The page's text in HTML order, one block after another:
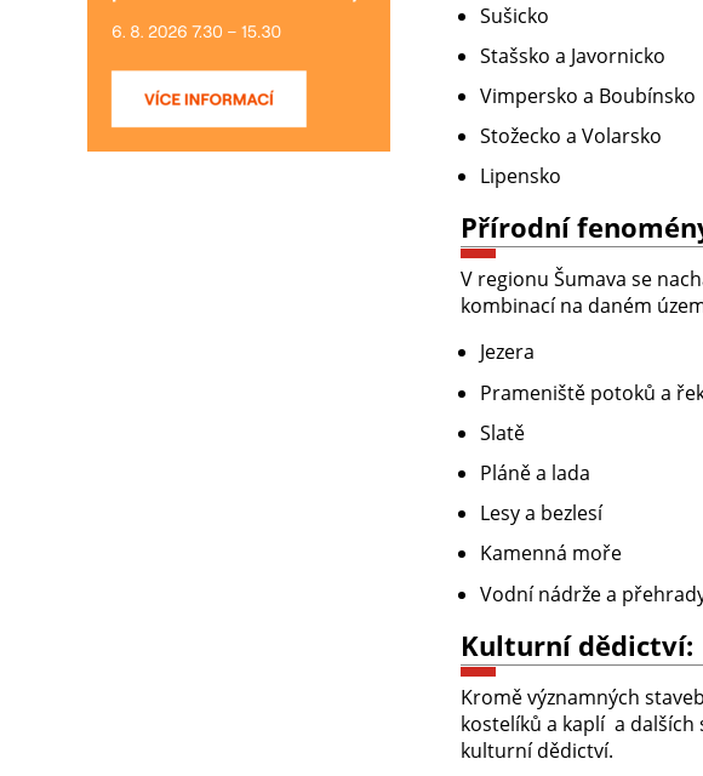
Sušicko
Stašsko a Javornicko
Vimpersko a Boubínsko
Stožecko a Volarsko
Lipensko
Přírodní
V regionu Šumava se
kombinací na daném
Jezera
Prameniště potoků a
Slatě
Pláně a lada
Lesy a bezlesí
Kamenná moře
Vodní nádrže a
Kulturní dědictví:
Kromě významných
kostelíků a kaplí a
kulturní dědictví.